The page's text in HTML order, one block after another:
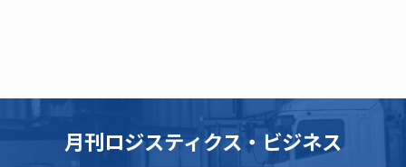
月刊ロジスティクス・ビジネス